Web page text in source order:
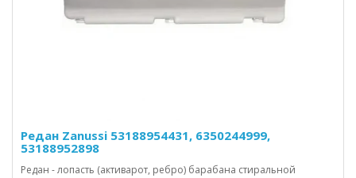
Редан Zanussi 53188954431, 6350244999,
53188952898
Редан - лопасть (активарот, ребро) барабана стиральной